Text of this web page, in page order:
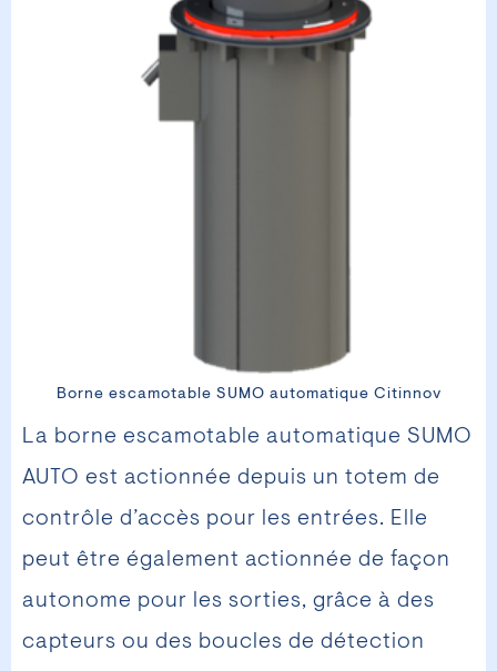
Borne escamotable SUMO automatique Citinnov
La borne escamotable automatique SUMO
AUTO est actionnée depuis un totem de
contrôle d’accès pour les entrées. Elle
peut être également actionnée de façon
autonome pour les sorties, grâce à des
capteurs ou des boucles de détection